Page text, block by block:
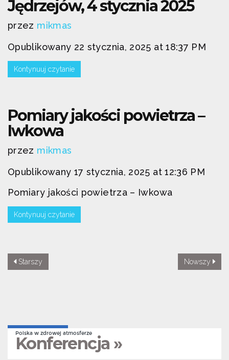
Jędrzejów, 4 stycznia 2025
przez mikmas
Opublikowany 22 stycznia, 2025 at 18:37 PM
Kontynuuj czytanie
Pomiary jakości powietrza –
Iwkowa
przez mikmas
Opublikowany 17 stycznia, 2025 at 12:36 PM
Pomiary jakości powietrza – Iwkowa
Kontynuuj czytanie
Starszy Nowszy
Polska w zdrowej atmosferze
Konferencja »